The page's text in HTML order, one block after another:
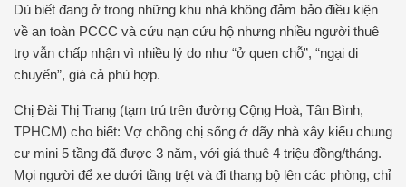
Dù biết đang ở trong những khu nhà không đảm bảo điều kiện
về an toàn PCCC và cứu nạn cứu hộ nhưng nhiều người thuê
trọ vẫn chấp nhận vì nhiều lý do như “ở quen chỗ”, “ngại di
chuyển”, giá cả phù hợp.
Chị Đài Thị Trang (tạm trú trên đường Cộng Hoà, Tân Bình,
TPHCM) cho biết: Vợ chồng chị sống ở dãy nhà xây kiểu chung
cư mini 5 tầng đã được 3 năm, với giá thuê 4 triệu đồng/tháng.
Mọi người để xe dưới tầng trệt và đi thang bộ lên các phòng, chỉ